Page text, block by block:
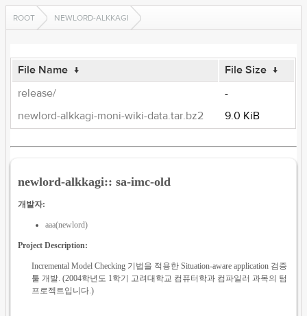
ROOT NEWLORD-ALKKAGI
File Name ↓ File Size ↓
release/
-
newlord-alkkagi-moni-wiki-data.tar.bz2
9.0 KiB
newlord-alkkagi:: sa-imc-old
개발자:
aaa(newlord)
Project Description:
Incremental Model Checking 기법을 적용한 Situation-aware application 검증
툴 개발. (2004학년도 1학기 고려대학교 컴퓨터학과 컴파일러 과목의 텀
프로젝트입니다.)